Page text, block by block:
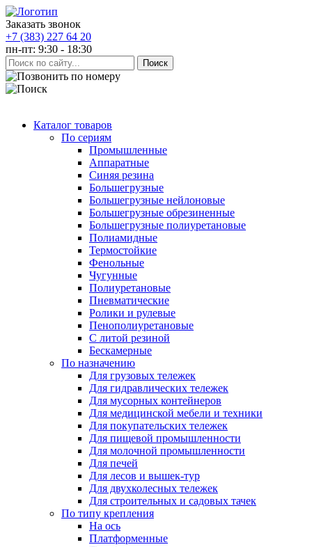
Заказать звонок
+7 (383) 227 64 20
пн-пт: 9:30 - 18:30
Каталог товаров
По сериям
Промышленные
Аппаратные
Синяя резина
Большегрузные
Большегрузные нейлоновые
Большегрузные обрезиненные
Большегрузные полиуретановые
Полиамидные
Термостойкие
Фенольные
Чугунные
Полиуретановые
Пневматические
Ролики и рулевые
Пенополиуретановые
С литой резиной
Бескамерные
По назначению
Для грузовых тележек
Для гидравлических тележек
Для мусорных контейнеров
Для медицинской мебели и техники
Для покупательских тележек
Для пищевой промышленности
Для молочной промышленности
Для печей
Для лесов и вышек-тур
Для двухколесных тележек
Для строительных и садовых тачек
По типу крепления
На ось
Платформенные